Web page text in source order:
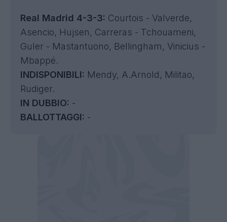
Real Madrid 4-3-3: Courtois - Valverde,
Asencio, Hujsen, Carreras - Tchouameni,
Guler - Mastantuono, Bellingham, Vinicius -
Mbappé.
INDISPONIBILI: Mendy, A.Arnold, Militao,
Rudiger.
IN DUBBIO: -
BALLOTTAGGI: -